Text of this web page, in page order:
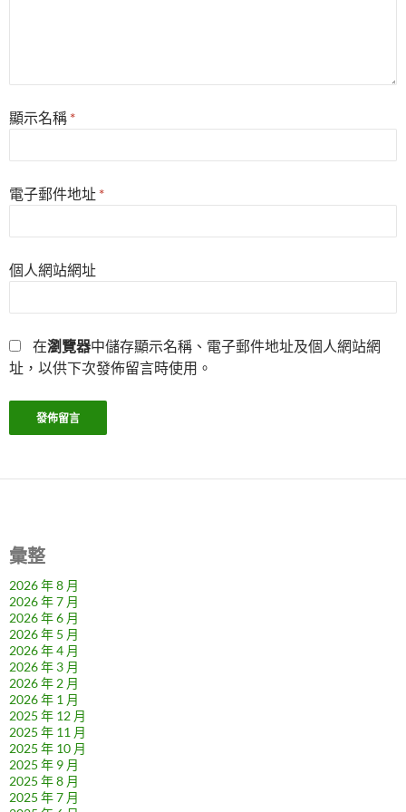
顯示名稱 *
電子郵件地址 *
個人網站網址
在瀏覽器中儲存顯示名稱、電子郵件地址及個人網站網
址，以供下次發佈留言時使用。
彙整
2026 年 8 月
2026 年 7 月
2026 年 6 月
2026 年 5 月
2026 年 4 月
2026 年 3 月
2026 年 2 月
2026 年 1 月
2025 年 12 月
2025 年 11 月
2025 年 10 月
2025 年 9 月
2025 年 8 月
2025 年 7 月